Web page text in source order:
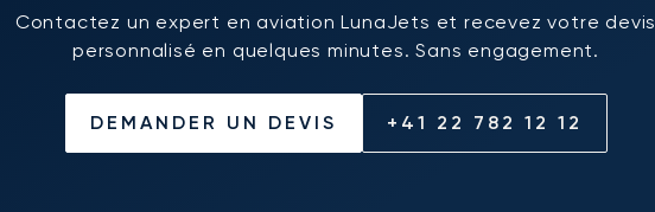
Contactez un expert en aviation LunaJets et recevez votre devis
personnalisé en quelques minutes. Sans engagement.
DEMANDER UN DEVIS +41 22 782 12 12